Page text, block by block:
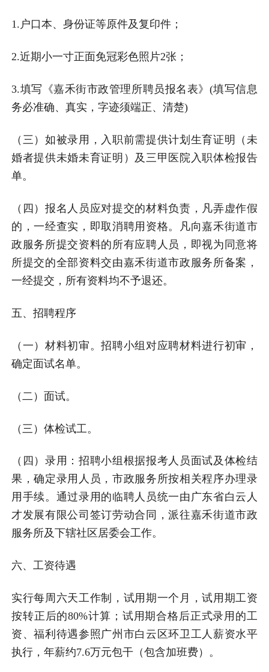
1.户口本、身份证等原件及复印件；
2.近期小一寸正面免冠彩色照片2张；
3.填写《嘉禾街市政管理所聘员报名表》(填写信息
务必准确、真实，字迹须端正、清楚)
（三）如被录用，入职前需提供计划生育证明（未
婚者提供未婚未育证明）及三甲医院入职体检报告
单。
（四）报名人员应对提交的材料负责，凡弄虚作假
的，一经查实，即取消聘用资格。凡向嘉禾街道市
政服务所提交资料的所有应聘人员，即视为同意将
所提交的全部资料交由嘉禾街道市政服务所备案，
一经提交，所有资料均不予退还。
五、招聘程序
（一）材料初审。招聘小组对应聘材料进行初审，
确定面试名单。
（二）面试。
（三）体检试工。
（四）录用：招聘小组根据报考人员面试及体检结
果，确定录用人员，市政服务所按相关程序办理录
用手续。通过录用的临聘人员统一由广东省白云人
才发展有限公司签订劳动合同，派往嘉禾街道市政
服务所及下辖社区居委会工作。
六、工资待遇
实行每周六天工作制，试用期一个月，试用期工资
按转正后的80%计算；试用期合格后正式录用的工
资、福利待遇参照广州市白云区环卫工人薪资水平
执行，年薪约7.6万元包干（包含加班费）。